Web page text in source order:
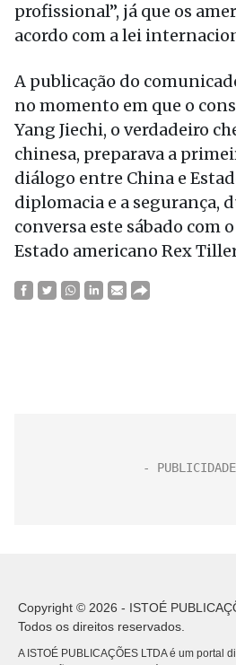
profissional”, já que os
acordo com a lei
A publicação do
no momento em que o
Yang Jiechi, o verdadeiro
chinesa, preparava a
diálogo entre China e
diplomacia e a segurança,
conversa este sábado com
Estado americano Rex
Copyright © 2026 - ISTOÉ
Todos os direitos reservados.
A ISTOÉ PUBLICAÇÕES LTDA é um portal